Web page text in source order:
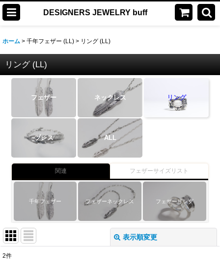
DESIGNERS JEWELRY buff
ホーム > 千年フェザー (LL) > リング (LL)
リング (LL)
フェザー ネックレス リング
ブレス ALL
関連 フェザーサイズリスト
千年フェザー フェザーネックレス フェザーリング
表示順変更
2件